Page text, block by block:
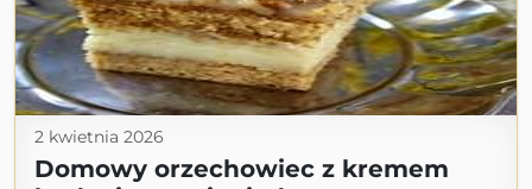
2 kwietnia 2026
Domowy orzechowiec z kremem